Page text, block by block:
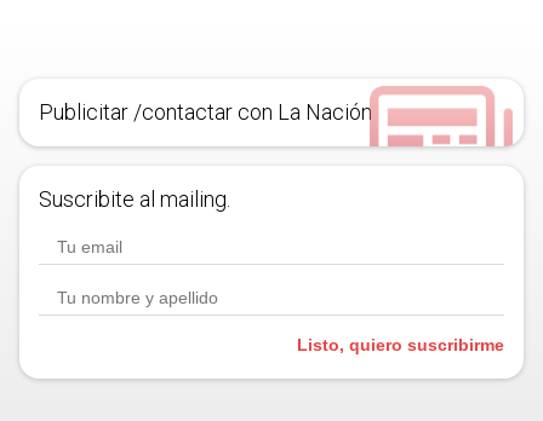
Publicitar /contactar con La Nación
Suscribite al mailing.
Listo, quiero suscribirme